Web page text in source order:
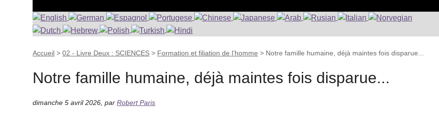
Accueil >02 - Livre Deux : SCIENCES > Formation et filiation de l’homme > Notre famille humaine, déjà maintes fois disparue...
Notre famille humaine, déjà maintes fois disparue...
dimanche 5 avril 2026 ,parRobert Paris